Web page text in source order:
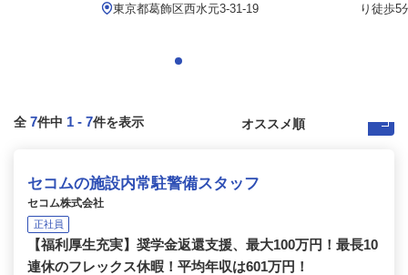
東京都葛飾区西水元3‐31‐19
り徒歩5
全 7件中 1 - 7件を表示
セコムの施設内常駐警備スタッフ
セコム株式会社
正社員
【福利厚生充実】奨学金返還支援、最大100万円！最長10
連休のフレックス休暇！平均年収は601万円！